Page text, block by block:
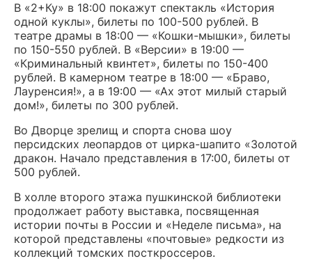
В «2+Ку» в 18:00 покажут спектакль «История
одной куклы», билеты по 100-500 рублей. В
театре драмы в 18:00 — «Кошки-мышки», билеты
по 150-550 рублей. В «Версии» в 19:00 —
«Криминальный квинтет», билеты по 150-400
рублей. В камерном театре в 18:00 — «Браво,
Лауренсия!», а в 19:00 — «Ах этот милый старый
дом!», билеты по 300 рублей.
Во Дворце зрелищ и спорта снова шоу
персидских леопардов от цирка-шапито «Золотой
дракон. Начало представления в 17:00, билеты от
500 рублей.
В холле второго этажа пушкинской библиотеки
продолжает работу выставка, посвященная
истории почты в России и «Неделе письма», на
которой представлены «почтовые» редкости из
коллекций томских посткроссеров.